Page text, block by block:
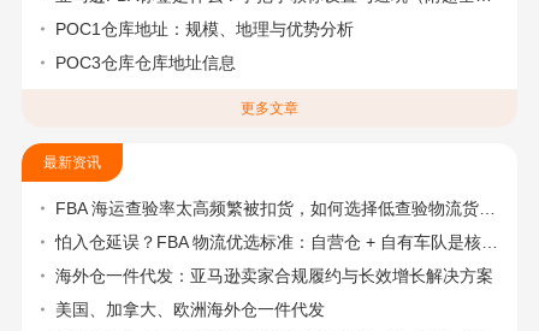
POC1仓库地址：规模、地理与优势分析
POC3仓库仓库地址信息
更多文章
最新资讯
FBA 海运查验率太高频繁被扣货，如何选择低查验物流货代？
怕入仓延误？FBA 物流优选标准：自营仓 + 自有车队是核心硬指标
海外仓一件代发：亚马逊卖家合规履约与长效增长解决方案
美国、加拿大、欧洲海外仓一件代发